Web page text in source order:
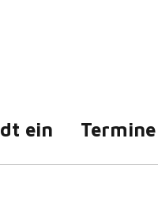
ein Termine